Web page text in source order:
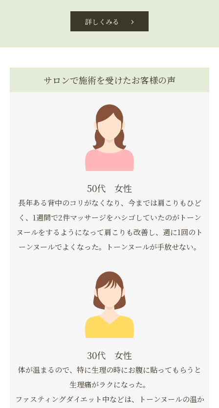
詳しくみる
サロンで施術を受けたお客様の声
50代 女性
長年ある背中のコリがなくなり、今までは肩こりもひど
く、1週間で2件マッサージをハシゴしていたのがトーン
ヌールをするようになって肩こりも改善し、週に1回のト
ーンヌールでよくなった。トーンヌールが手放せない。
30代 女性
体が温まるので、特に生理の時にお腹に貼ってもらうと
生理痛がラクになった。
ファスティングダイエット中などは、トーンヌールの温か